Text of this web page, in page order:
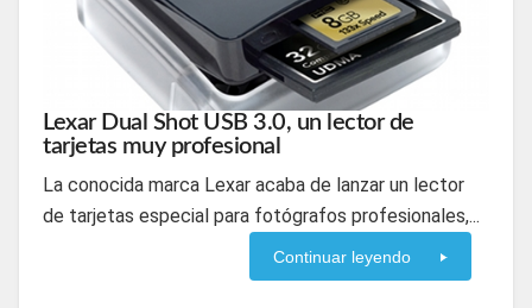
Lexar Dual Shot USB 3.0, un lector de
tarjetas muy profesional
La conocida marca Lexar acaba de lanzar un lector
de tarjetas especial para fotógrafos profesionales,...
Continuar leyendo